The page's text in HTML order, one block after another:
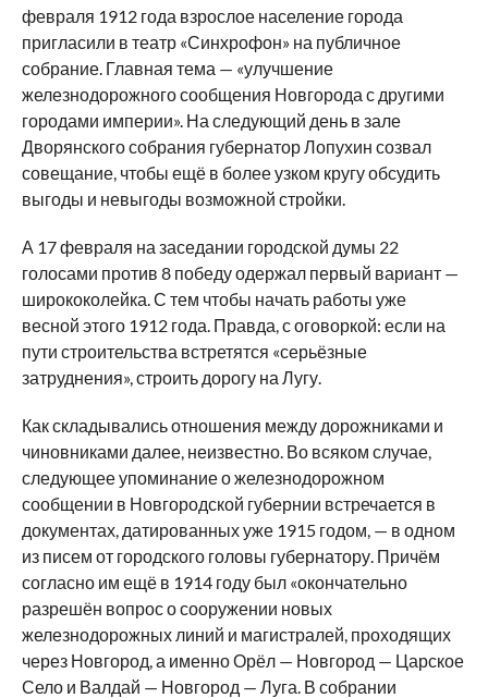
февраля 1912 года взрослое население города
пригласили в театр «Синхрофон» на публичное
собрание. Главная тема — «улучшение
железнодорожного сообщения Новгорода с другими
городами империи». На следующий день в зале
Дворянского собрания губернатор Лопухин созвал
совещание, чтобы ещё в более узком кругу обсудить
выгоды и невыгоды возможной стройки.
А 17 февраля на заседании городской думы 22
голосами против 8 победу одержал первый вариант —
ширококолейка. С тем чтобы начать работы уже
весной этого 1912 года. Правда, с оговоркой: если на
пути строительства встретятся «серьёзные
затруднения», строить дорогу на Лугу.
Как складывались отношения между дорожниками и
чиновниками далее, неизвестно. Во всяком случае,
следующее упоминание о железнодорожном
сообщении в Новгородской губернии встречается в
документах, датированных уже 1915 годом, — в одном
из писем от городского головы губернатору. Причём
согласно им ещё в 1914 году был «окончательно
разрешён вопрос о сооружении новых
железнодорожных линий и магистралей, проходящих
через Новгород, а именно Орёл — Новгород — Царское
Село и Валдай — Новгород — Луга. В собрании